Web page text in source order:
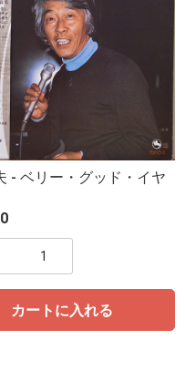
- ベリー・グッド・イヤ
カートに入れる